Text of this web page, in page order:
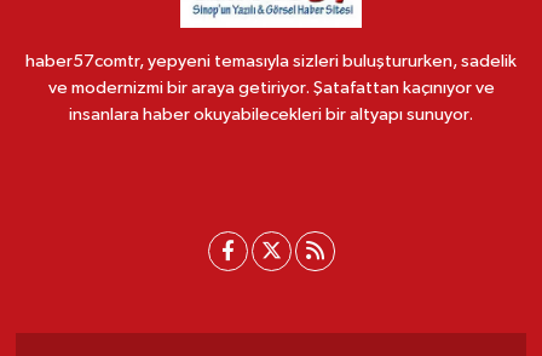
haber57comtr, yepyeni temasıyla sizleri buluştururken, sadelik
ve modernizmi bir araya getiriyor. Şatafattan kaçınıyor ve
insanlara haber okuyabilecekleri bir altyapı sunuyor.